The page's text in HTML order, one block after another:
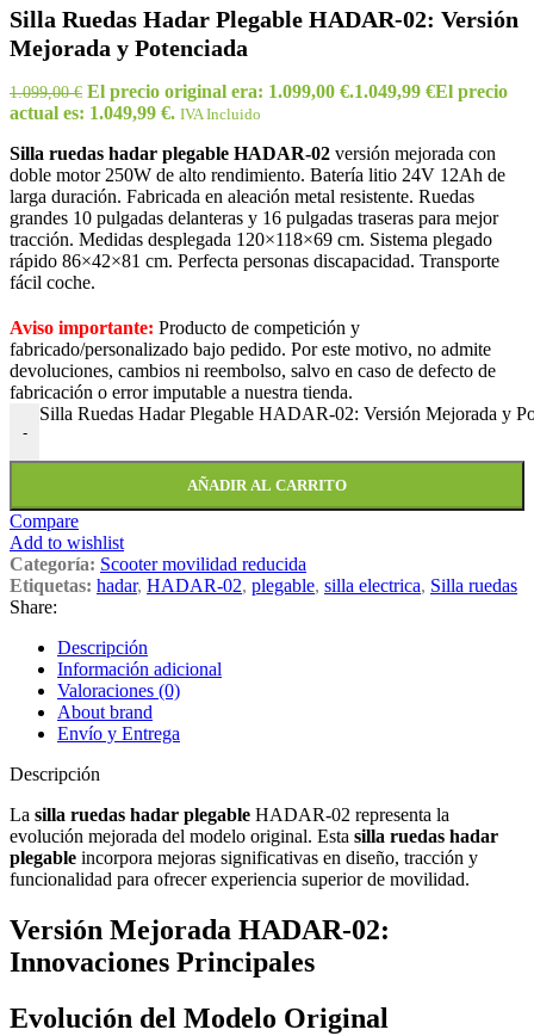
Silla Ruedas Hadar Plegable HADAR-02: Versión
Mejorada y Potenciada
1.099,00€ El precio original era: 1.099,00 €.1.049,99 €El precio
actual es: 1.049,99 €. IVA Incluido
Silla ruedas hadar plegable HADAR-02 versión mejorada con
doble motor 250W de alto rendimiento. Batería litio 24V 12Ah de
larga duración. Fabricada en aleación metal resistente. Ruedas
grandes 10 pulgadas delanteras y 16 pulgadas traseras para mejor
tracción. Medidas desplegada 120×118×69 cm. Sistema plegado
rápido 86×42×81 cm. Perfecta personas discapacidad. Transporte
fácil coche.
Aviso importante: Producto de competición y
fabricado/personalizado bajo pedido. Por este motivo, no admite
devoluciones, cambios ni reembolso, salvo en caso de defecto de
fabricación o error imputable a nuestra tienda.
-
Silla Ruedas Hadar Plegable HADAR-02: Versión Mejorada y
AÑADIR AL CARRITO
Compare
Add to wishlist
Categoría: Scooter movilidad reducida
Etiquetas: hadar, HADAR-02, plegable, silla electrica, Silla ruedas
Share:
Descripción
Información adicional
Valoraciones (0)
About brand
Envío y Entrega
Descripción
La silla ruedas hadar plegable HADAR-02 representa la
evolución mejorada del modelo original. Esta silla ruedas hadar
plegable incorpora mejoras significativas en diseño, tracción y
funcionalidad para ofrecer experiencia superior de movilidad.
Versión Mejorada HADAR-02:
Innovaciones Principales
Evolución del Modelo Original